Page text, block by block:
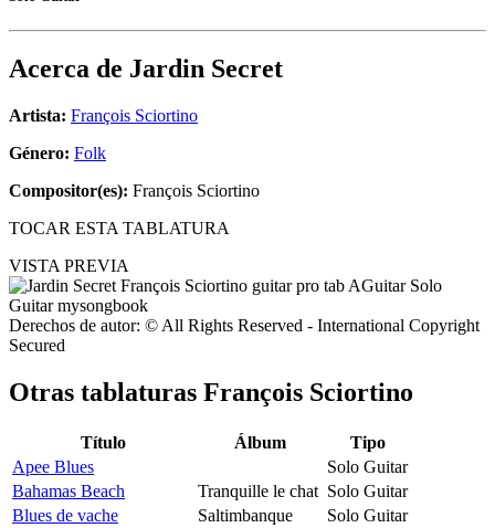
Acerca de Jardin Secret
Artista: François Sciortino
Género: Folk
Compositor(es): François Sciortino
TOCAR ESTA TABLATURA
VISTA PREVIA
Derechos de autor: © All Rights Reserved - International Copyright
Secured
Otras tablaturas François Sciortino
Título Álbum
Tipo
Apee Blues
Solo Guitar
Bahamas Beach
Tranquille le chat Solo Guitar
Blues de vache
Saltimbanque
Solo Guitar